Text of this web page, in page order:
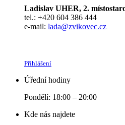
Ladislav UHER, 2.
tel.: +420 604 386 444
e-mail: lada@zvikovec.cz
Přihlášení
Úřední hodiny
Pondělí: 18:00 – 20:00
Kde nás najdete